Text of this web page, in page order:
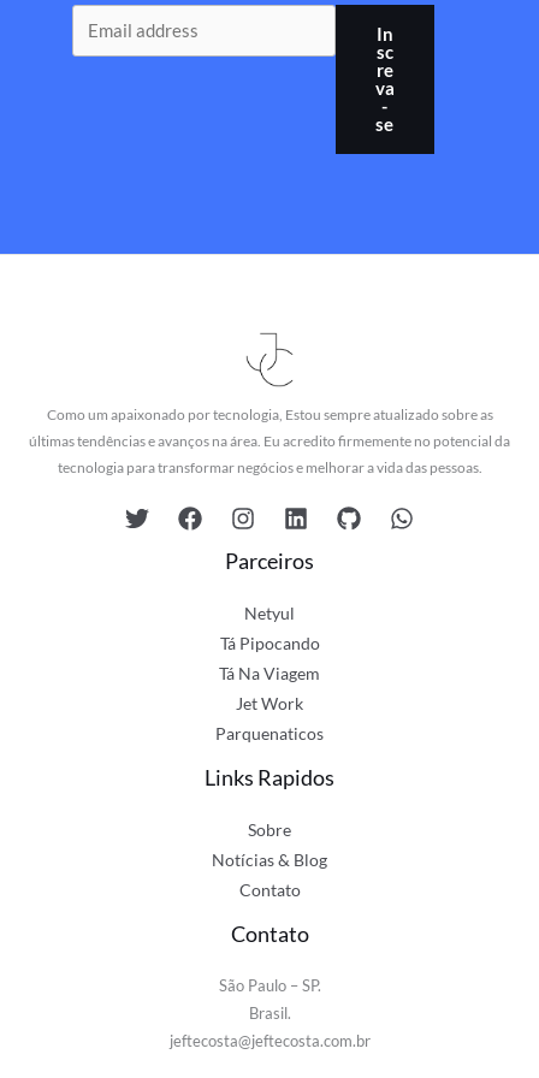
In
sc
re
va
-
se
Como um apaixonado por tecnologia, Estou sempre atualizado sobre as
últimas tendências e avanços na área. Eu acredito firmemente no potencial da
tecnologia para transformar negócios e melhorar a vida das pessoas.
Parceiros
Netyul
Tá Pipocando
Tá Na Viagem
Jet Work
Parquenaticos
Links Rapidos
Sobre
Notícias & Blog
Contato
Contato
São Paulo – SP.
Brasil.
jeftecosta@jeftecosta.com.br